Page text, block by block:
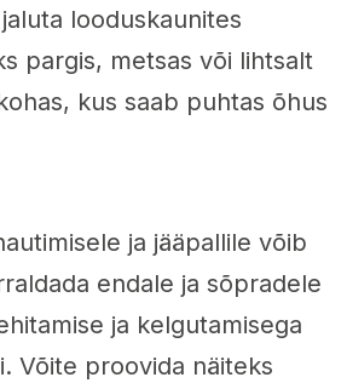
looduskaunites
pargis, metsas või lihtsalt
kus saab puhtas õhus
ja jääpallile võib
endale ja sõpradele
ja kelgutamisega
Võite proovida näiteks